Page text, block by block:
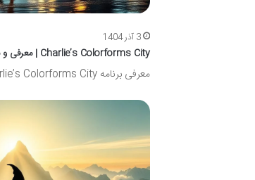
3 آذر 1404
Charlie’s Colorforms City | معرفی و بررسی کامل برنامه
معرفی برنامه Charlie’s Colorforms City برنامه Charlie’s Colorforms City یک سریال انیمیشنی جذاب و آموزنده از نتفلیکس است که با…